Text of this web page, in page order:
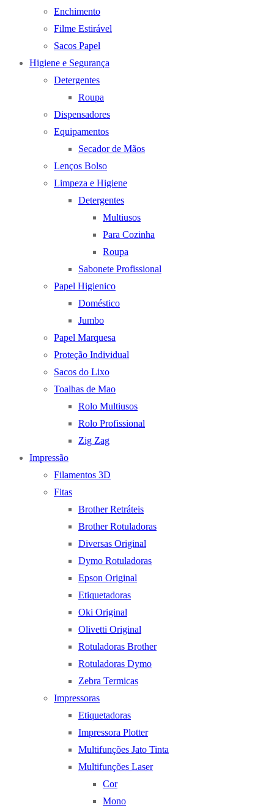
Enchimento
Filme Estirável
Sacos Papel
Higiene e Segurança
Detergentes
Roupa
Dispensadores
Equipamentos
Secador de Mãos
Lenços Bolso
Limpeza e Higiene
Detergentes
Multiusos
Para Cozinha
Roupa
Sabonete Profissional
Papel Higienico
Doméstico
Jumbo
Papel Marquesa
Proteção Individual
Sacos do Lixo
Toalhas de Mao
Rolo Multiusos
Rolo Profissional
Zig Zag
Impressão
Filamentos 3D
Fitas
Brother Retráteis
Brother Rotuladoras
Diversas Original
Dymo Rotuladoras
Epson Original
Etiquetadoras
Oki Original
Olivetti Original
Rotuladoras Brother
Rotuladoras Dymo
Zebra Termicas
Impressoras
Etiquetadoras
Impressora Plotter
Multifunções Jato Tinta
Multifunções Laser
Cor
Mono